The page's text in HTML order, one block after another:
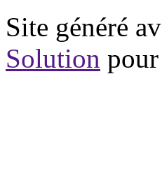
Site généré
Solution